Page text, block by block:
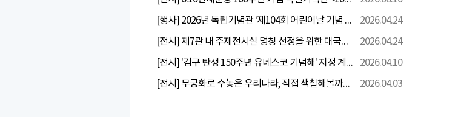
[행사] 2026년 독립기념관 ‘제104회 어린이날 기념 행사’ 안내
2026.04.24
[전시] 제7관 내 주제전시실 명칭 선정을 위한 대국민 의견 수렴 실시
2026.04.24
[전시] '김구 탄생 150주년 유네스코 기념해' 지정 계기 AI영상 국민공모 개최 안내
2026.04.10
[전시] 무궁화로 수놓은 우리나라, 직접 색칠해볼까요?
2026.04.03